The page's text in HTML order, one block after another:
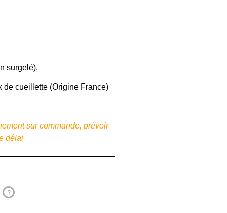
surgelé).
de cueillette (Origine France)
sur commande, prévoir
délai
?